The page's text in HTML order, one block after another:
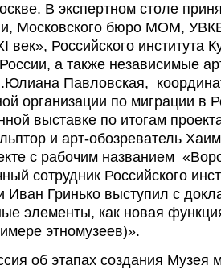
В экспертном столе
Московского бюро МОМ,
век», Российского института
а также независимые
Павловская,
организации по миграции в
выставке по итогам
и арт-обозреватель
с рабочим названием
сотрудник Российского
Иван Гринько выступил с
элементы, как новая
этномузеев)».
об этапах создания Музея